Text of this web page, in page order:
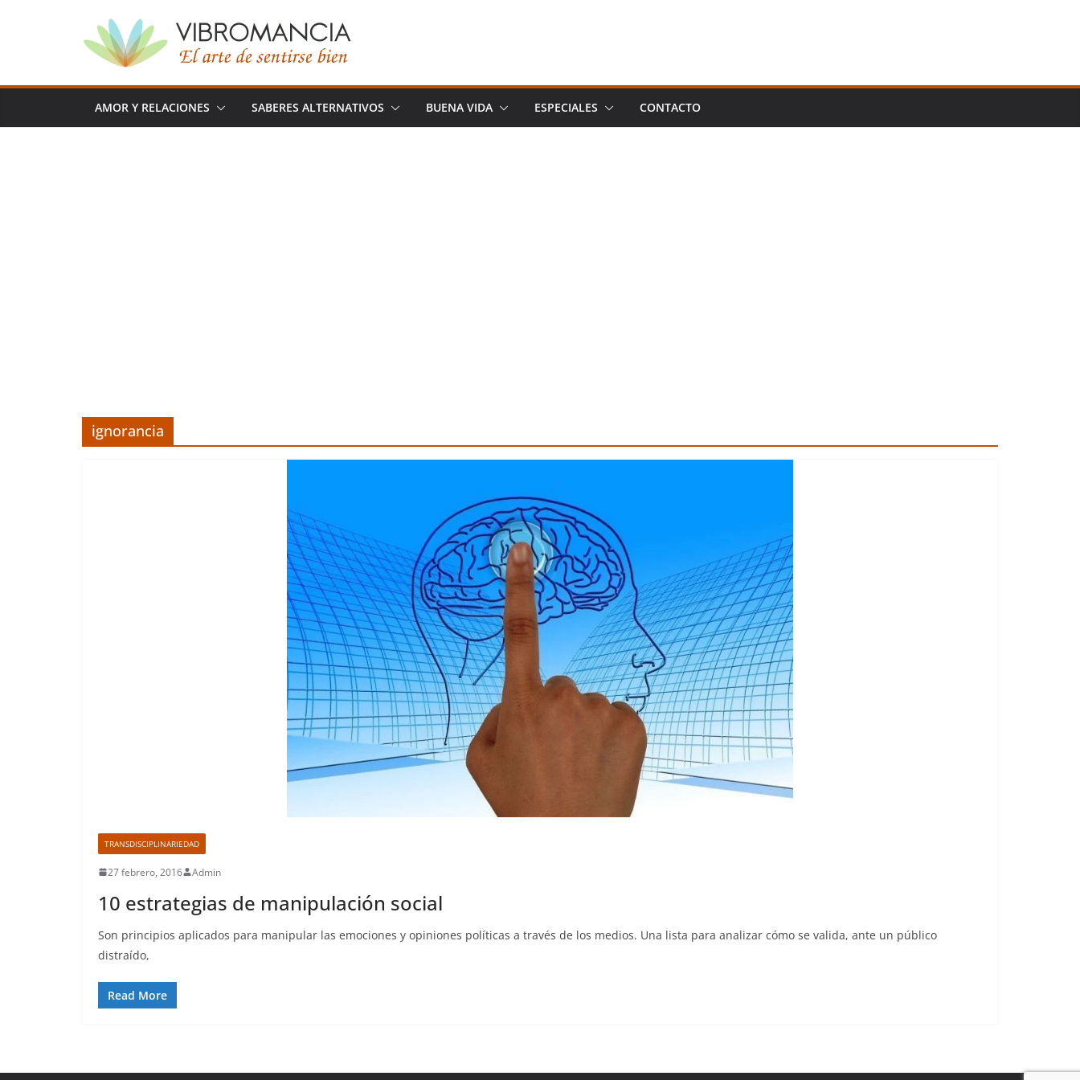
AMOR Y RELACIONES SABERES ALTERNATIVOS BUENA VIDA ESPECIALES CONTACTO
ignorancia
TRANSDISCIPLINARIEDAD
27 febrero, 2016 Admin
10 estrategias de manipulación social
Son principios aplicados para manipular las emociones y opiniones políticas a través de los medios. Una lista para analizar cómo se valida, ante un público
distraído,
Read More